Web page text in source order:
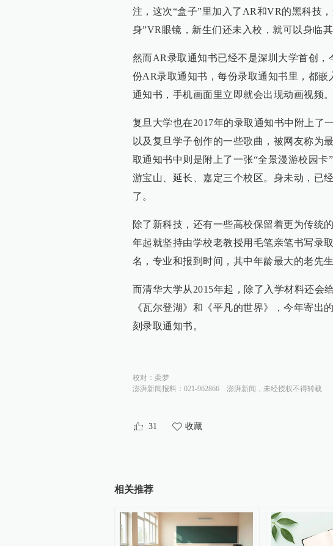
注，这次“盒子”里加入了AR和VR的黑科技
身”VR眼镜，新生们还未入校，就可以身临
然而AR录取通知书已经不是深圳大学首创
份AR录取通知书，每份录取通知书里，都
通知书，手机画面里立即就会出现动画视频。
复旦大学也在2017年的录取通知书中附上了
以及复旦学子创作的一些歌曲，被网友称为
取通知书中则是附上了一张“全景漫游校园
游宝山、延长、嘉定三个校区。身未动，已
了。
除了新科技，还有一些高校保留着更为传统
年起就坚持由学校老教授用毛笔亲笔书写录
名，专业和报到时间，其中年龄最大的老先
而清华大学从2015年起，除了入学材料还会
《瓦尔登湖》和《平凡的世界》，今年寄出
刻录取通知书。
校对： 栾梦
澎湃新闻报料：021-962866
澎湃新闻，未经授权不得转载
31 收藏
相关推荐